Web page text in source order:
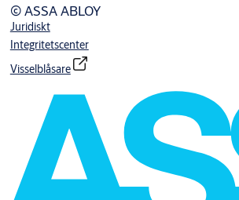
© ASSA ABLOY
Juridiskt
Integritetscenter
Visselblåsare